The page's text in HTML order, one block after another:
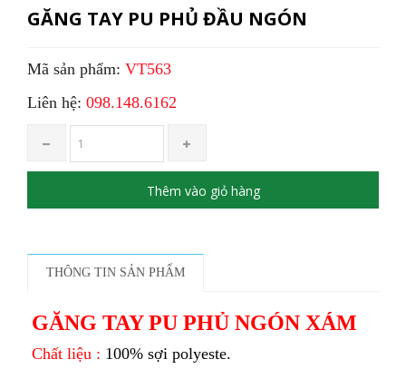
GĂNG TAY PU PHỦ ĐẦU NGÓN
Mã sản phẩm: VT563
Liên hệ: 098.148.6162
Thêm vào giỏ hàng
THÔNG TIN SẢN PHẨM
GĂNG TAY PU PHỦ NGÓN XÁM
Chất liệu : 100% sợi polyeste.